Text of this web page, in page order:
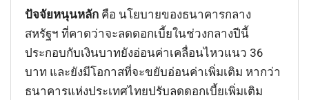
ปัจจัยหนุนหลัก คือ นโยบายของธนาคารกลาง
สหรัฐฯ ที่คาดว่าจะลดดอกเบี้ยในช่วงกลางปีนี้
ประกอบกับเงินบาทยังอ่อนค่าเคลื่อนไหวแนว 36
บาท และยังมีโอกาสที่จะขยับอ่อนค่าเพิ่มเติม หากว่า
ธนาคารแห่งประเทศไทยปรับลดดอกเบี้ยเพิ่มเติม